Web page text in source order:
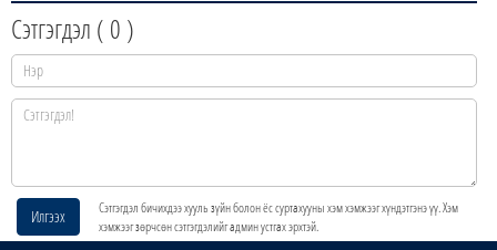
Сэтгэгдэл ( 0 )
Илгээх
Сэтгэгдэл бичихдээ хууль зүйн болон ёс суртахууны хэм хэмжээг хүндэтгэнэ үү. Хэм
хэмжээг зөрчсөн сэтгэгдэлийг админ устгах эрхтэй.